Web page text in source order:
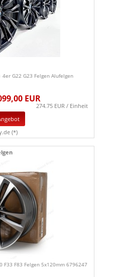
G22 G23 Felgen Alufelgen
EUR
274.75 EUR / Einheit
(*)
F33 F83 Felgen 5x120mm 6796247